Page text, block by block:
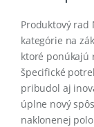
Produktový rad
kategórie na
ktoré ponúkajú
špecifické
pribudol aj
úplne nový
naklonenej